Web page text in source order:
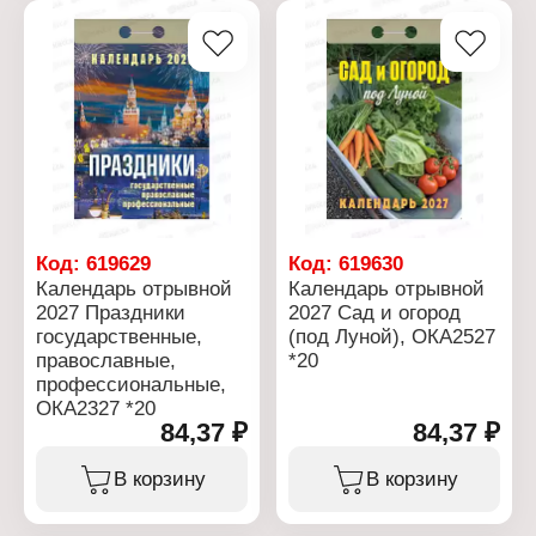
Код: 619629
Календарь отрывной
2027 Праздники
государственные,
православные,
профессиональные,
ОКА2327 *20
84,37 ₽
В корзину
Код:619630
Календарь отрывной
2027 Сад и огород
(под Луной), ОКА2527
*20
84,37 ₽
В корзину